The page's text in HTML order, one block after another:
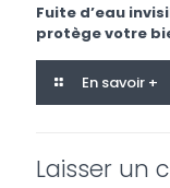
Fuite d’eau
protège votre
En savoir +
Laisser un